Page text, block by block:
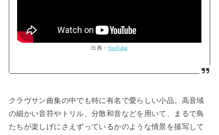
出典：YouTube
クラヴサン曲集の中でも特に有名で愛らしい小品。高音域
の細かい音符やトリル、分散和音などを用いて、まるで鳥
たちが楽しげにさえずっているかのような情景を描写して